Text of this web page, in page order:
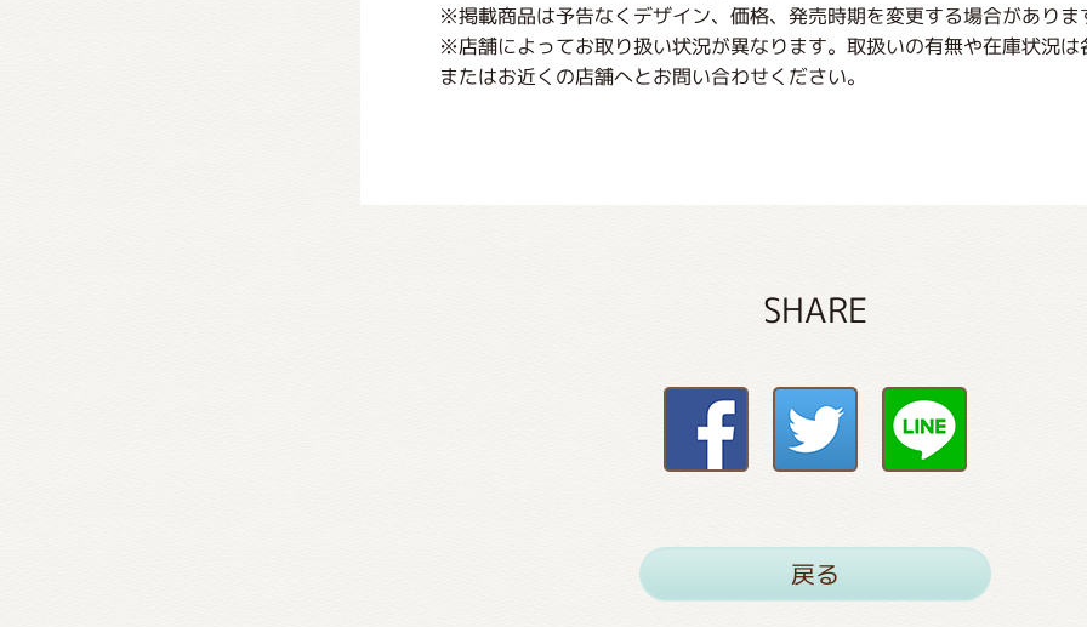
※掲載商品は予告なくデザイン、価格、発売時期を変更する場合がありま
※店舗によってお取り扱い状況が異なります。取扱いの有無や在庫状況は
またはお近くの店舗へとお問い合わせください。
SHARE
戻る